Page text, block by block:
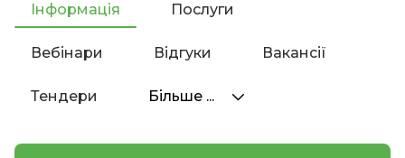
Інформація Послуги
Вебінари Відгуки Вакансії
Тендери Більше ...